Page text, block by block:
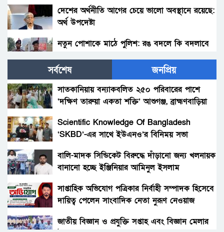
দেশের অর্থনীতি আগের চেয়ে ভালো অবস্থানে রয়েছে:
অর্থ উপদেষ্টা
নতুন পোশাকে মাঠে পুলিশ: রঙ বদলে কি বদলাবে
হাকিমপুরসহ ৪ উপজেলায় বিএনপির এমপি প্রার্থী ডাঃ
জাহিদের ব্যাবস্থাপনায় ফ্রী মেডিকেল ক্যাম্প ও ঔষধ
বিতরণ।
গ্রহন।
দোরগোড়ায় এক নতুন অধ্যায়ের সূচনা।
বিচারকের স্ত্রীকে কুপিয়ে জখম, ছেলেকে হত্যা করল
পরিচিত যুবক।
আওয়ামী’লীগের অবরোধের বিরুদ্ধে কঠোর অবস্থান
ছিলো জামায়াত ইসলামীর।
সর্বশেষ জনপ্রিয়
সাতকানিয়ায় বন্যাকবলিত ২৫০ পরিবারের পাশে
‘দক্ষিণ তারুয়া একতা শক্তি’ আশুগঞ্জ, ব্রাহ্মণবাড়িয়া
Scientific Knowledge Of Bangladesh
‘SKBD’-এর সাথে ইউএনও’র বিনিময় সভা
বালি-মাদক সিন্ডিকেট বিরুদ্ধে দাঁড়ানো জন্য খলনায়ক
বানানো হচ্ছে ইঞ্জিনিয়ার আমিনুল ইসলাম
সাপ্তাহিক অভিযোগ পত্রিকার নির্বাহী সম্পাদক হিসেবে
দায়িত্ব পেলেন সাংবাদিক নেতা নুরূণ নেওয়াজ
জাতীয় বিজ্ঞান ও প্রযুক্তি সপ্তাহ এবং বিজ্ঞান মেলার